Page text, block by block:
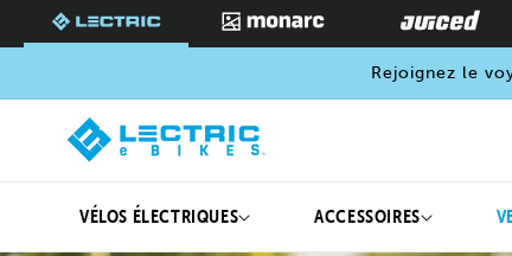
AU
CONTENU
Rejoignez le
VÉLOS ÉLECTRIQUES ACCESSOIRES